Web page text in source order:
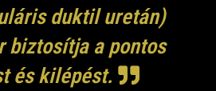
duktil uretán)
biztosítja a pontos
és kilépést.